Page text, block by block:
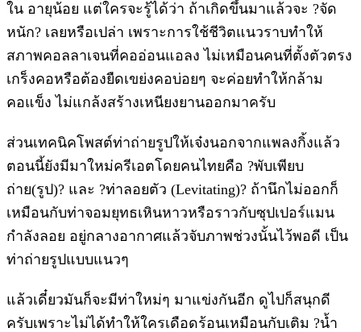
ใน อายุน้อย แต่ใครจะรู้ได้ว่า ถ้าเกิดขึ้นมาแล้วจะ ?จัด
หนัก? เลยหรือเปล่า เพราะการใช้ชีวิตแนวราบทำให้
สภาพคอลลาเจนที่คออ่อนแอลง ไม่เหมือนคนที่ตั้งตัวตรง
เกร็งคอหรือต้องยืดเขย่งคอบ่อยๆ จะค่อยทำให้กล้าม
คอแข็ง ไม่แกล้งสร้างเหนียงยานออกมาครับ
ส่วนเทคนิคโพสต์ท่าถ่ายรูปให้เจ๋งนอกจากแพลงกิ้งแล้ว
ตอนนี้ยังมีมาใหม่ครีเอตโดยคนไทยคือ ?พับเพียบ
ถ่าย(รูป)? และ ?ท่าลอยตัว (Levitating)? ถ้านึกไม่ออกก็
เหมือนกับท่าจอมยุทธเหินหาวหรือราวกับซุปเปอร์แมน
กำลังลอย อยู่กลางอากาศแล้วจับภาพช่วงนั้นไว้พอดี เป็น
ท่าถ่ายรูปแบบแนวๆ
แล้วเดี๋ยวมันก็จะมีท่าใหม่ๆ มาแข่งกันอีก ดูไปก็สนุกดี
ครับเพราะไม่ได้ทำให้ใครเดือดร้อนเหมือนกับเติม ?น้ำ